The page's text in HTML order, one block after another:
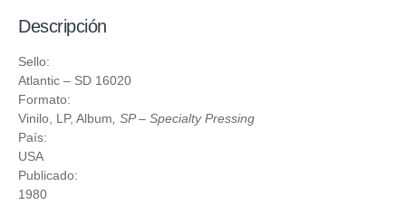
Descripción
Sello:
Atlantic – SD 16020
Formato:
Vinilo, LP, Album, SP – Specialty Pressing
País:
USA
Publicado:
1980